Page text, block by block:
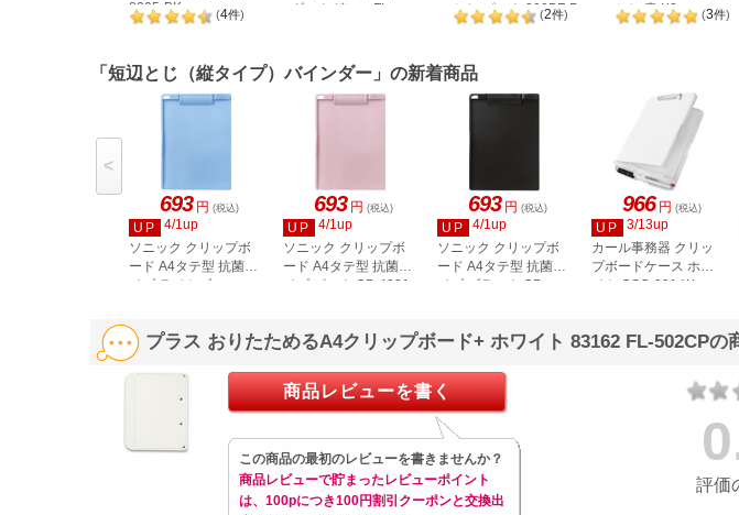
8305-BK
(4件)
ダークグレー FL-
とじ ピンク 308BF-P
(2件)
とじ 青 K2ヨハ-
PS78B
(3件)
「短辺とじ（縦タイプ）バインダー」の新着商品
693 円 (税込)
UP
4/1up
ソニック クリップボ
ード A4タテ型 抗菌タ
イプ ライトブルー
693 円 (税込)
UP
4/1up
ソニック クリップボ
ード A4タテ型 抗菌タ
イプ ピンク CB-4831-
693 円 (税込)
UP
4/1up
ソニック クリップボ
ード A4タテ型 抗菌タ
イプ ブラック CB-
966 円 (税込)
UP
3/13up
カール事務器 クリッ
プボードケース ホワ
イト CSC-001-W
<
プラス おりたためるA4クリップボード+ ホワイト 83162 FL-502CPの
評価
商品レビューを書く
この商品の最初のレビューを書きませんか？
商品レビューで貯まったレビューポイント
は、100pにつき100円割引クーポンと交換出